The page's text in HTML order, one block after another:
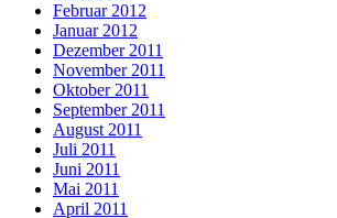
Februar 2012
Januar 2012
Dezember 2011
November 2011
Oktober 2011
September 2011
August 2011
Juli 2011
Juni 2011
Mai 2011
April 2011